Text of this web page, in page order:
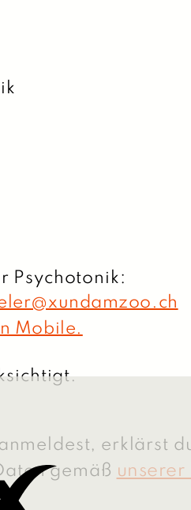
Psychotonik:
Mobile.
erklärst
gemäß